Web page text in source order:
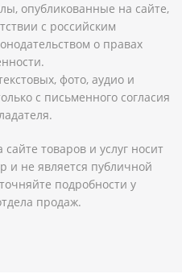
опубликованные на сайте,
с российским
о правах
фото, аудио и
с письменного согласия
товаров и услуг носит
и не является публичной
подробности у
продаж.